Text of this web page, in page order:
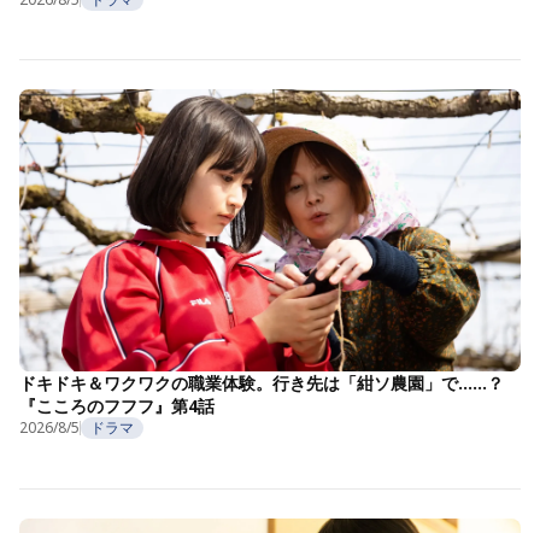
ドキドキ＆ワクワクの職業体験。行き先は「紺ソ農園」で……？
『こころのフフフ』第4話
2026/8/5 ドラマ